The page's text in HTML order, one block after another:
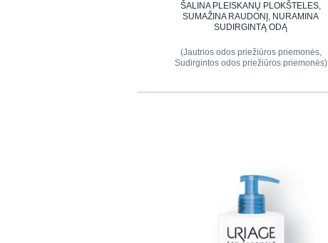
ŠALINA PLEISKANŲ PLOKŠTELES,
SUMAŽINA RAUDONĮ, NURAMINA
SUDIRGINTĄ ODĄ
(Jautrios odos priežiūros priemonės,
Sudirgintos odos priežiūros priemonės)